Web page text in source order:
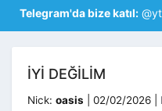
Telegram'da bize katıl:
İYI DEĞILIM
Nick: oasis 02/02/2026